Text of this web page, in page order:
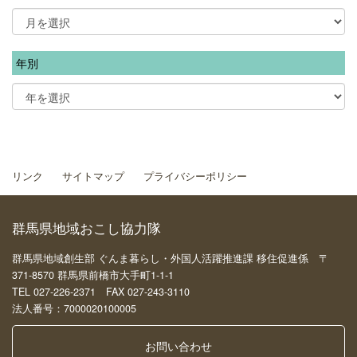
年別
リンク サイトマップ プライバシーポリシー
群馬県地域おこし協力隊
群馬県地域創生部 ぐんま暮らし・外国人活躍推進課 移住促進係 〒
371-8570 群馬県前橋市大手町1-1-1
TEL 027-226-2371 FAX 027-243-3110
法人番号：7000020100005
お問い合わせ